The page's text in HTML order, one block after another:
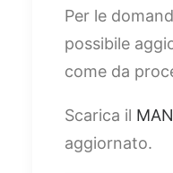
Per le
possibile
come da
Scarica il
aggiornato.